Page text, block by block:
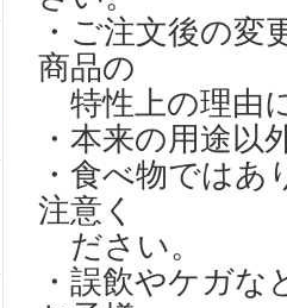
・ご注文後の
商品の
特性上の理由
・本来の用途
・食べ物では
注意く
ださい。
・誤飲やケガ